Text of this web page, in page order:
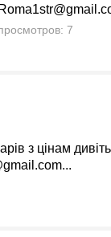
7
з цінам
...